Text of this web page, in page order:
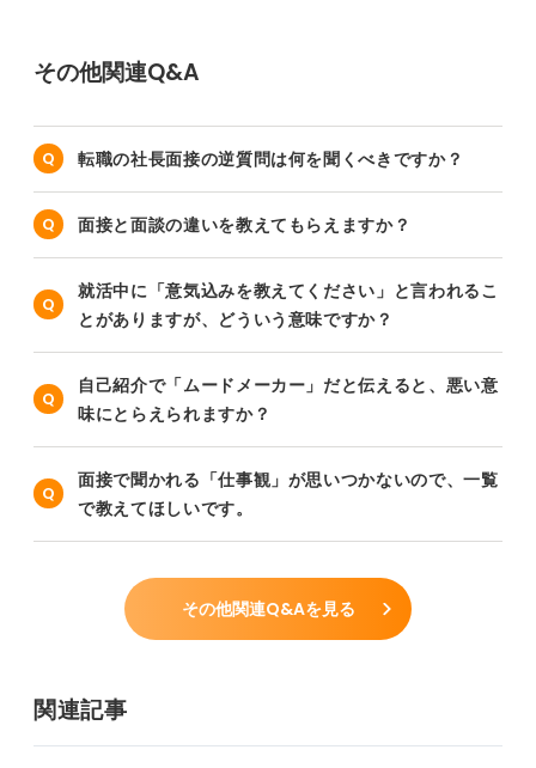
その他関連Q&A
転職の社長面接の逆質問は何を聞くべきですか？
面接と面談の違いを教えてもらえますか？
就活中に「意気込みを教えてください」と言われるこ
とがありますが、どういう意味ですか？
自己紹介で「ムードメーカー」だと伝えると、悪い意
味にとらえられますか？
面接で聞かれる「仕事観」が思いつかないので、一覧
で教えてほしいです。
その他関連Q&Aを見る
関連記事